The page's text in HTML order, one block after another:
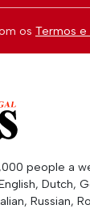
os Termos
people a
Dutch,
Russian,